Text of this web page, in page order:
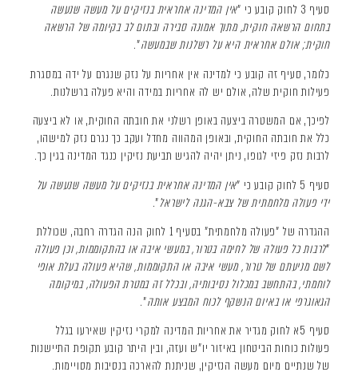
סעיף 3 לחוק קובע כי "
אין המדינה אחראית בנזיקים על מעשה שנעשה
בתחום הרשאה חוקית, מתוך אמונה סבירה ובתום לב בקיומה של הרשאה
חוקית; אולם אחראית היא על רשלנות שבמעשה".
כלומר, סעיף זה קובע כי למדינה אין אחריות על נזק שנגרם על ידה במסגרת
פעילות חוקית שלה, אולם יש לה אחריות במידה והיא פעלה ברשלנות.
לפיכך, אם המשטרה ביצעה באופן רשלני את חובתה החוקית, או לא ביצעה
כלל את חובתה החוקית, ובאופן המהווה מחדל ועקב כך נגרם נזק למישהו,
לרבות נזק פיזי לגופו, ניתן יהיה להגיש תביעת נזיקין כנגד המדינה בגין כך.
סעיף 5 לחוק קובע כי "
אין המדינה אחראית בנזיקים על מעשה שנעשה על
ידי פעולה מלחמתית של צבא-הגנה לישראל".
ההגדרה של "פעולה מלחמתית" בסעיף 1 לחוק הנה הגדרה רחבה, שכוללת
"לרבות כל פעולה של לחימה בטרור, במעשי איבה או בהתקוממות, וכן פעולה
לשם מניעתם של טרור, מעשי איבה או התקוממות, שהיא פעולה בעלת אופי
לוחמתי, בהתחשב במכלול נסיבותיה, ובכלל זה במטרת הפעולה, במיקומה
הגאוגרפי או באיום הנשקף לכוח המבצע אותה".
סעיף 5א לחוק מגדיר את אחריות המדינה למקרי נזיקין שאירעו בגלל
פעולות כוחות הביטחון באיזור יו"ש ועזה, ובין היתר קובע תקופת התיישנות
של שנתיים מיום מעשה הנזיקין, שניתנת להארכה בנסיבות מסויימות.